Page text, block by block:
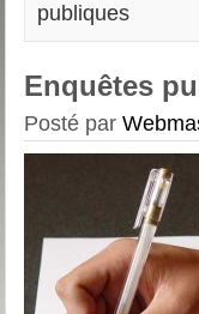
publiques
Enquêtes
Posté par